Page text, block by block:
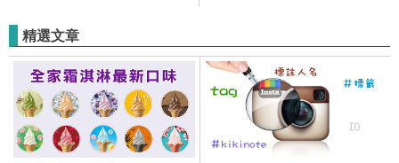
線 線上直播
精選文章